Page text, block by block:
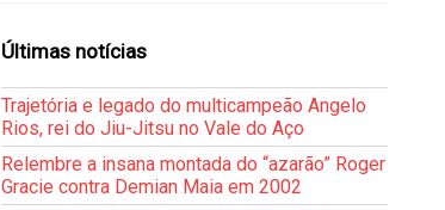
Últimas notícias
Trajetória e legado do multicampeão Angelo
Rios, rei do Jiu-Jitsu no Vale do Aço
Relembre a insana montada do “azarão” Roger
Gracie contra Demian Maia em 2002